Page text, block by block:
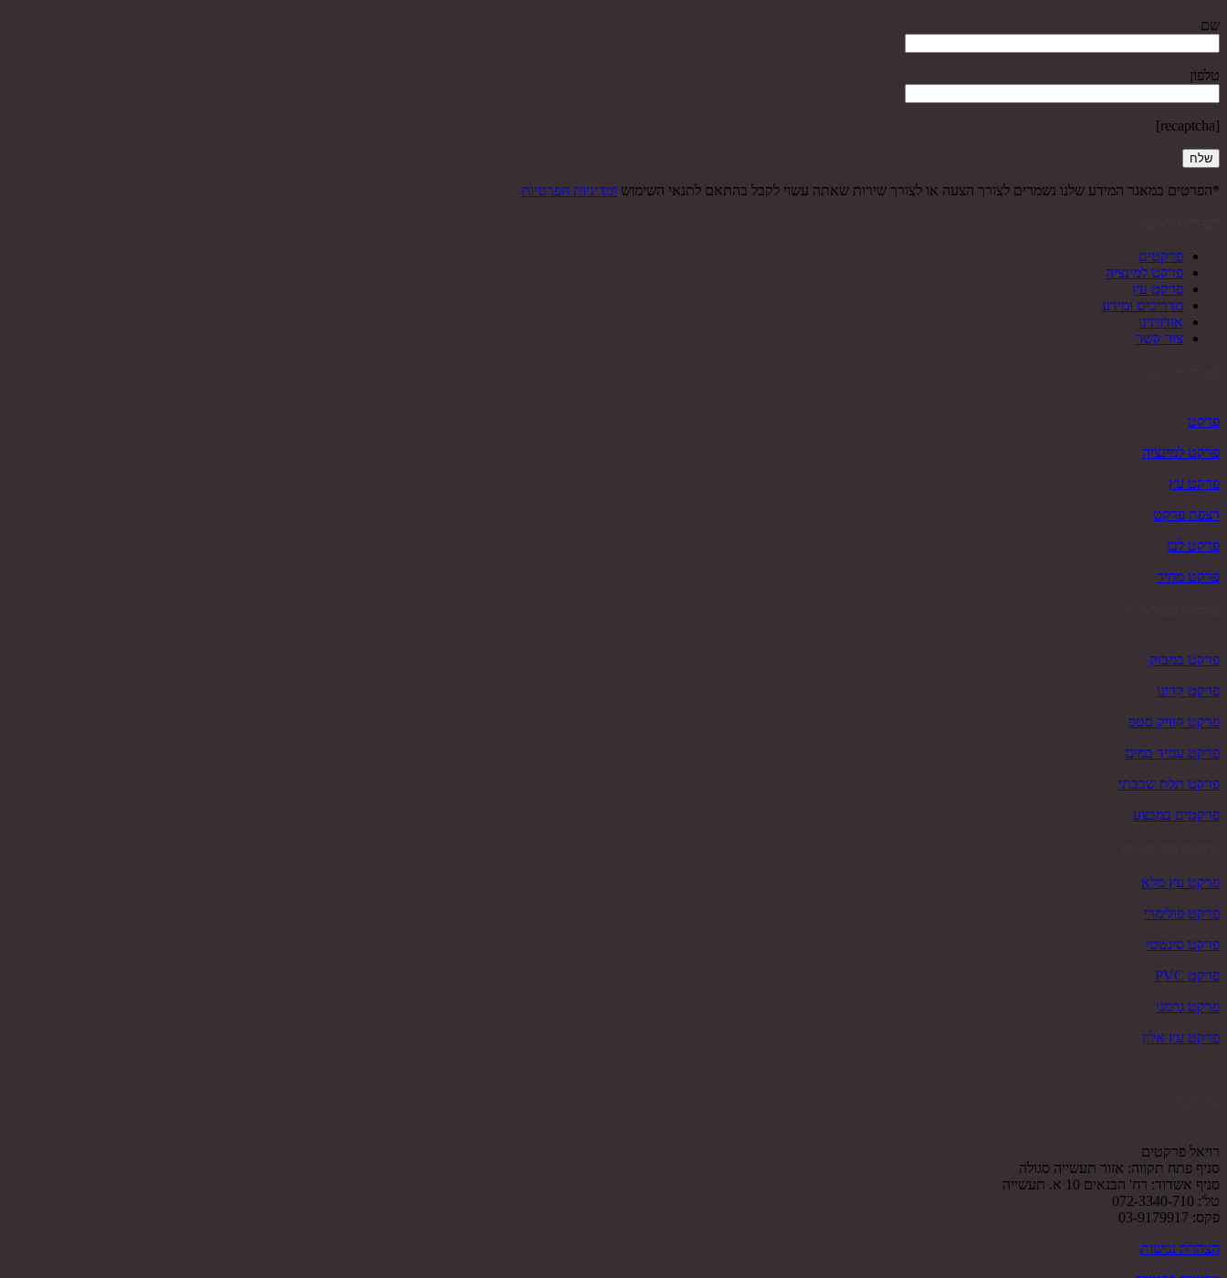
שם
טלפון
[recaptcha]
*הפרטים במאגר המידע שלנו נשמרים לצורך הצעה או לצורך שירות שאתה עשוי לקבל בהתאם לתנאי השימוש ומדיניות הפרטיות
פרקטים
פרקט למינציה
פרקט עץ
מדריכים ומידע
אודותינו
צור קשר
פרקט
פרקט למינציה
פרקט עץ
רצפת פרקט
פרקט לבן
פרקט מחיר
פרקט במבוק
פרקט קרונו
פרקט קוויק סטפ
פרקט עמיד במים
פרקט תלת שכבתי
פרקטים במבצע
פרקט עץ מלא
פרקט פולימרי
פרקט סינטטי
פרקט PVC
פרקט גרמני
פרקט עץ אלון
רויאל פרקטים
סניף פתח תקווה: אזור תעשייה סגולה
סניף אשדוד: רח' הבנאים 10 א. תעשייה
טל': 072-3340-710
פקס: 03-9179917
הצהרת נגישות